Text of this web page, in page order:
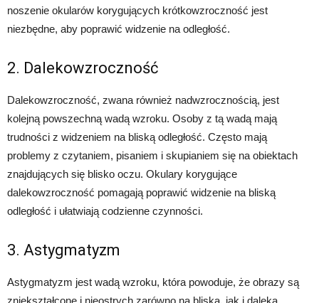
noszenie okularów korygujących krótkowzroczność jest
niezbędne, aby poprawić widzenie na odległość.
2. Dalekowzroczność
Dalekowzroczność, zwana również nadwzrocznością, jest
kolejną powszechną wadą wzroku. Osoby z tą wadą mają
trudności z widzeniem na bliską odległość. Często mają
problemy z czytaniem, pisaniem i skupianiem się na obiektach
znajdujących się blisko oczu. Okulary korygujące
dalekowzroczność pomagają poprawić widzenie na bliską
odległość i ułatwiają codzienne czynności.
3. Astygmatyzm
Astygmatyzm jest wadą wzroku, która powoduje, że obrazy są
zniekształcone i nieostrych zarówno na bliską, jak i daleką